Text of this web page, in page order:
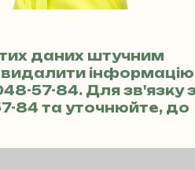
даних штучним
інформацію
57-84. Для зв'язку
84 та уточнюйте, до